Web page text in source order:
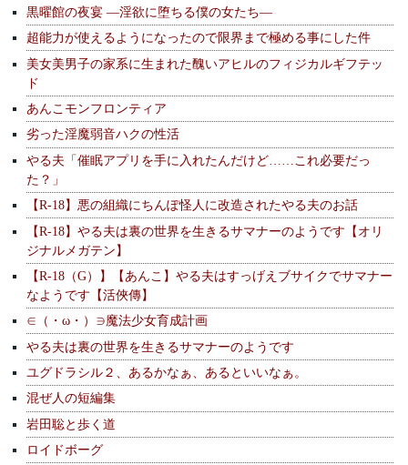
黒曜館の夜宴 —淫欲に堕ちる僕の女たち—
超能力が使えるようになったので限界まで極める事にした件
美女美男子の家系に生まれた醜いアヒルのフィジカルギフテッ
ド
あんこモンフロンティア
劣った淫魔弱音ハクの性活
やる夫「催眠アプリを手に入れたんだけど……これ必要だっ
た？」
【R-18】悪の組織にちんぽ怪人に改造されたやる夫のお話
【R-18】やる夫は裏の世界を生きるサマナーのようです【オリ
ジナルメガテン】
【R-18（G）】【あんこ】やる夫はすっげえブサイクでサマナー
なようです【活俠傳】
∈（・ω・）∋魔法少女育成計画
やる夫は裏の世界を生きるサマナーのようです
ユグドラシル２、あるかなぁ、あるといいなぁ。
混ぜ人の短編集
岩田聡と歩く道
ロイドボーグ